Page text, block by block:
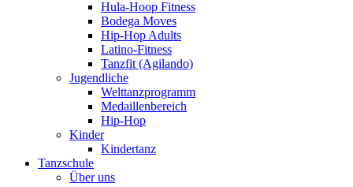
Hula-Hoop Fitness
Bodega Moves
Hip-Hop Adults
Latino-Fitness
Tanzfit (Agilando)
Jugendliche
Welttanzprogramm
Medaillenbereich
Hip-Hop
Kinder
Kindertanz
Tanzschule
Über uns